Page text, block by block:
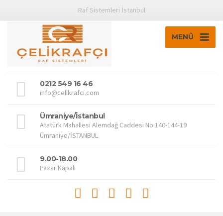
Raf Sistemleri İstanbul
MENÜ
0212 549 16 46
info@celikrafci.com
Ümraniye/İstanbul
Atatürk Mahallesi Alemdağ Caddesi No:140-144-19
Ümraniye/İSTANBUL
9.00-18.00
Pazar Kapalı